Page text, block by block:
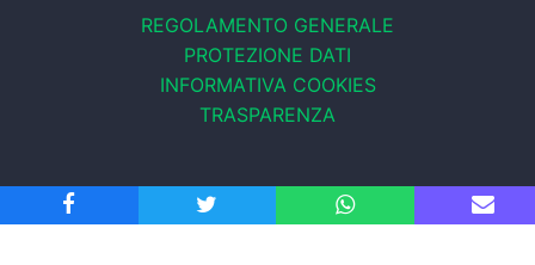
REGOLAMENTO GENERALE
PROTEZIONE DATI
INFORMATIVA COOKIES
TRASPARENZA
ASSOCIAZIONE RADICALE CERTI DIRITTI APS